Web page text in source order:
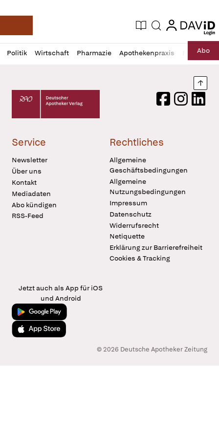
Deutsche Apotheker Zeitung
Aktuelle Ausgabe
Suche login
login
Politik Wirtschaft Pharmazie Apothekenpraxis RechtAbo
Profil
öffnen
Daz
Pur
Deutscher Apotheker Verlag Logo
FacebookInstagram
Service
Newsletter
Über uns
Kontakt
Mediadaten
Abo kündigen
RSS-Feed
Rechtliches
Allgemeine
Geschäftsbedingungen
Allgemeine
Nutzungsbedingungen
Impressum
Datenschutz
Widerrufsrecht
Netiquette
Erklärung zur Barrierefreiheit
Cookies & Tracking
Jetzt auch als App für iOS
und Android
Jetzt bei Google Play
Laden im App Store
© 2026 Deutsche Apotheker Zeitung